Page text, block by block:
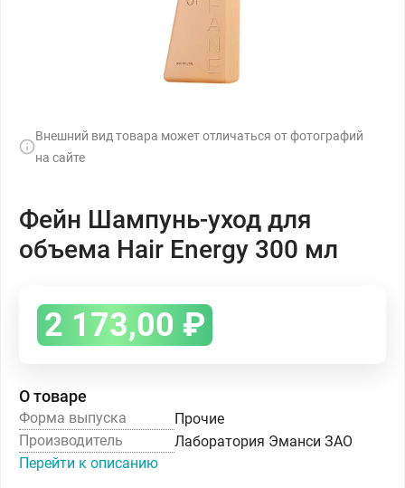
Внешний вид товара может отличаться от фотографий
на сайте
Фейн Шампунь-уход для
объема Hair Energy 300 мл
2 173,00 ₽
О товаре
Форма выпуска
Прочие
Производитель
Лаборатория Эманси ЗАО
Перейти к описанию